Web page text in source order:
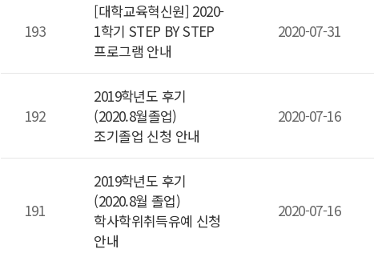
193
[대학교육혁신원] 2020-
1학기 STEP BY STEP
프로그램 안내
2020-07-31
192
2019학년도 후기
(2020.8월졸업)
조기졸업 신청 안내
2020-07-16
191
2019학년도 후기
(2020.8월 졸업)
학사학위취득유예 신청
안내
2020-07-16